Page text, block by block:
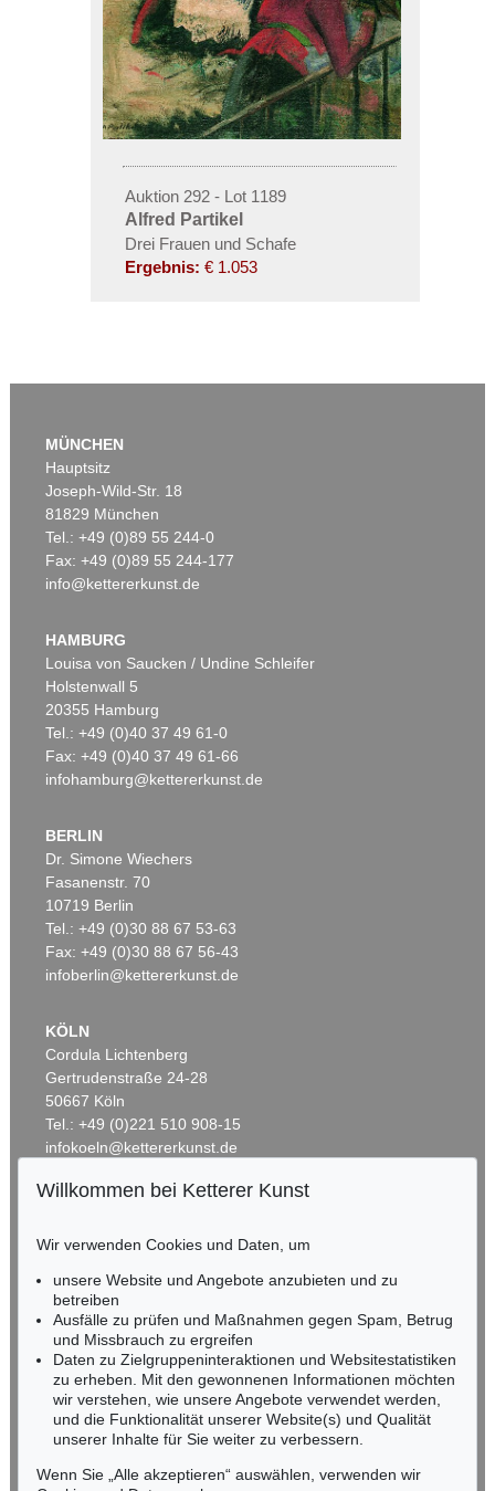
Auktion 292 - Lot 1189
Alfred Partikel
Drei Frauen und Schafe
Ergebnis: € 1.053
MÜNCHEN
Hauptsitz
Joseph-Wild-Str. 18
81829 München
Tel.: +49 (0)89 55 244-0
Fax: +49 (0)89 55 244-177
info@kettererkunst.de
HAMBURG
Louisa von Saucken / Undine Schleifer
Holstenwall 5
20355 Hamburg
Tel.: +49 (0)40 37 49 61-0
Fax: +49 (0)40 37 49 61-66
infohamburg@kettererkunst.de
BERLIN
Dr. Simone Wiechers
Fasanenstr. 70
10719 Berlin
Tel.: +49 (0)30 88 67 53-63
Fax: +49 (0)30 88 67 56-43
infoberlin@kettererkunst.de
KÖLN
Cordula Lichtenberg
Gertrudenstraße 24-28
50667 Köln
Tel.: +49 (0)221 510 908-15
infokoeln@kettererkunst.de
RHEINLAND-PFALZ
Miriam Heß
Tel.: +49 (0)62 21 58 80-038
Fax: +49 (0)62 21 58 80-595
infoheidelberg@kettererkunst.de
NORDDEUTSCHLAND
Nico Kassel, M.A.
Tel.: +49 (0)89 55244-164
Mobil: +49 (0)171 8618661
Willkommen bei Ketterer Kunst
Wir verwenden Cookies und Daten, um
unsere Website und Angebote anzubieten und zu
betreiben
Ausfälle zu prüfen und Maßnahmen gegen Spam, Betrug
und Missbrauch zu ergreifen
Daten zu Zielgruppeninteraktionen und Websitestatistiken
zu erheben. Mit den gewonnenen Informationen möchten
wir verstehen, wie unsere Angebote verwendet werden,
und die Funktionalität unserer Website(s) und Qualität
unserer Inhalte für Sie weiter zu verbessern.
Wenn Sie „Alle akzeptieren“ auswählen, verwenden wir